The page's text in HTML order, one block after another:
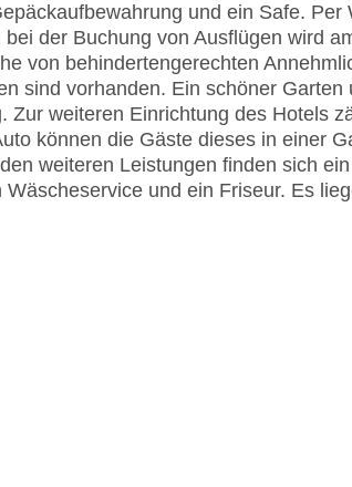
und ein Safe. Per
der Buchung von Ausflügen wird
von behindertengerechten
sind vorhanden. Ein schöner Garten
Zur weiteren Einrichtung des Hotels
können die Gäste dieses in einer
weiteren Leistungen finden sich
und ein Friseur. Es